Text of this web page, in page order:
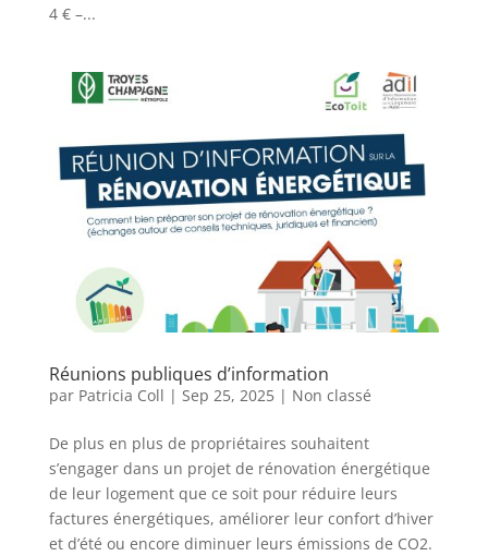
4 € –...
Réunions publiques d’information
par Patricia Coll | Sep 25, 2025| Non classé
De plus en plus de propriétaires souhaitent
s’engager dans un projet de rénovation énergétique
de leur logement que ce soit pour réduire leurs
factures énergétiques, améliorer leur confort d’hiver
et d’été ou encore diminuer leurs émissions de CO2.